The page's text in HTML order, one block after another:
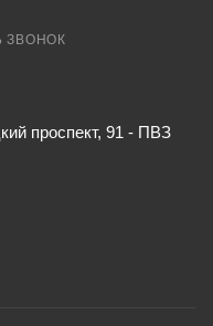
ЗВОНОК
проспект, 91 - ПВЗ